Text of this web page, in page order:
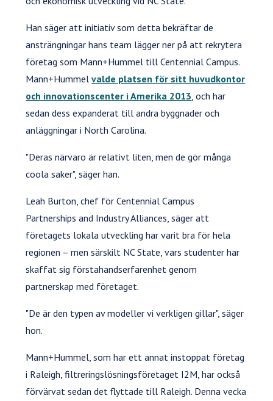
Han säger att initiativ som detta bekräftar de
ansträngningar hans team lägger ner på att rekrytera
företag som Mann+Hummel till Centennial Campus.
Mann+Hummelvalde platsen för sitt huvudkontor
och innovationscenter i Amerika 2013 , och har
sedan dess expanderat till andra byggnader och
anläggningar i North Carolina.
"Deras närvaro är relativt liten, men de gör många
coola saker", säger han.
Leah Burton, chef för Centennial Campus
Partnerships and Industry Alliances, säger att
företagets lokala utveckling har varit bra för hela
regionen – men särskilt NC State, vars studenter har
skaffat sig förstahandserfarenhet genom
partnerskap med företaget.
"De är den typen av modeller vi verkligen gillar", säger
hon.
Mann+Hummel, som har ett annat instoppat företag
i Raleigh, filtreringslösningsföretaget I2M, har också
förvärvat sedan det flyttade till Raleigh. Denna vecka